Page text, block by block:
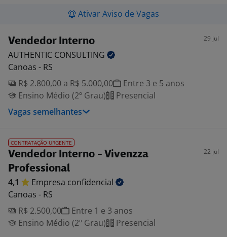
Ativar Aviso de Vagas
Vendedor Interno 29 jul
AUTHENTIC CONSULTING
Canoas - RS
R$ 2.800,00 a R$ 5.000,00
Entre 3 e 5 anos
Ensino Médio (2º Grau)
Presencial
Vagas semelhantes
CONTRATAÇÃO URGENTE
Vendedor Interno - Vivenzza
Professional
22 jul
4,1 Empresa confidencial
Canoas - RS
R$ 2.500,00
Entre 1 e 3 anos
Ensino Médio (2º Grau)
Presencial